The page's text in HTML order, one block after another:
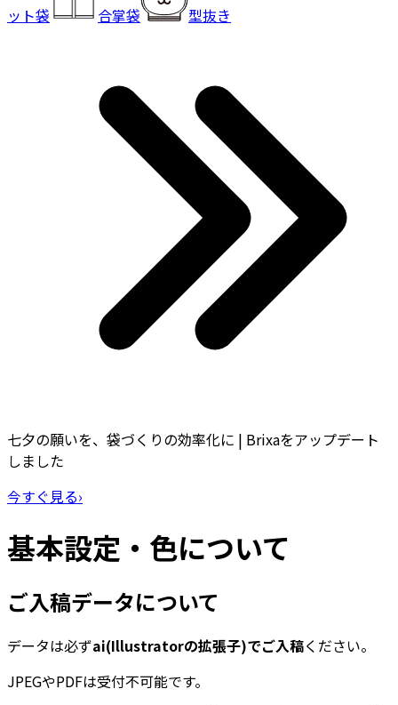
ット袋 合掌袋 型抜き
七夕の願いを、袋づくりの効率化に | Brixaをアップデート
しました
今すぐ見る›
基本設定・色について
ご入稿データについて
データは必ずai(Illustratorの拡張子)でご入稿ください。
JPEGやPDFは受付不可能です。